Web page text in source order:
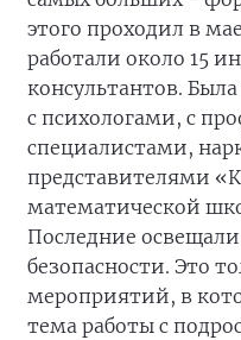
этого проходил в
работали около 15
консультантов.
с психологами, с
специалистами,
представителями
математической
Последние
безопасности. Это
мероприятий, в
тема работы с